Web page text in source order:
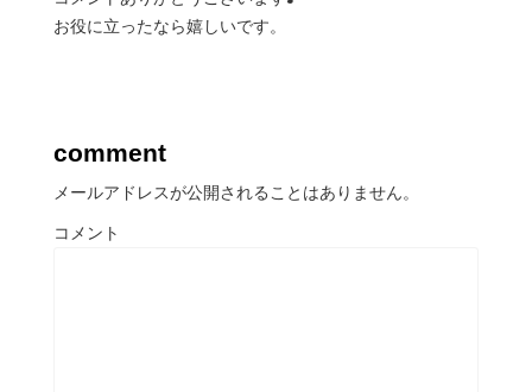
お役に立ったなら嬉しいです。
comment
メールアドレスが公開されることはありません。
コメント